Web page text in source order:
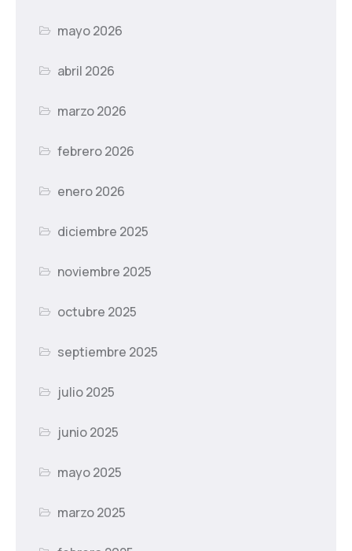
mayo 2026
abril 2026
marzo 2026
febrero 2026
enero 2026
diciembre 2025
noviembre 2025
octubre 2025
septiembre 2025
julio 2025
junio 2025
mayo 2025
marzo 2025